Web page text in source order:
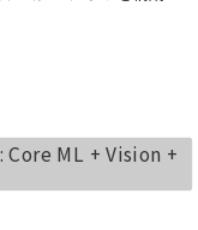
ML + Vision +